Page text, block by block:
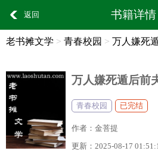
返回 书籍详情
老书摊文学 > 青春校园 > 万人嫌死
万人嫌死遁后前
青春校园 已完结
作者： 金菩提
更新： 2025-08-17